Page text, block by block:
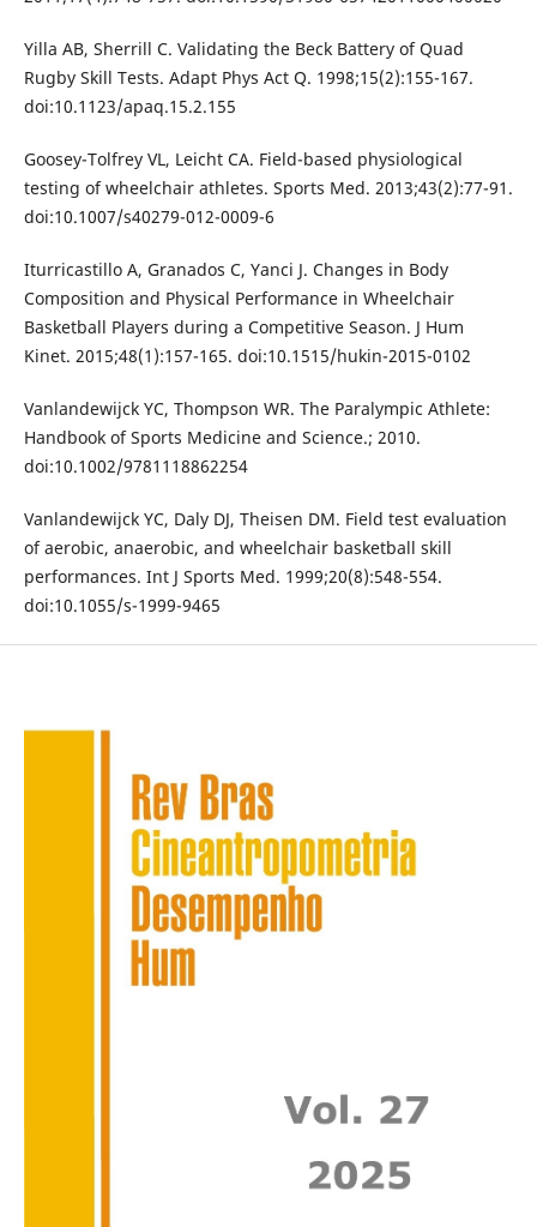
Yilla AB, Sherrill C. Validating the Beck Battery of Quad
Rugby Skill Tests. Adapt Phys Act Q. 1998;15(2):155-167.
doi:10.1123/apaq.15.2.155
Goosey-Tolfrey VL, Leicht CA. Field-based physiological
testing of wheelchair athletes. Sports Med. 2013;43(2):77-91.
doi:10.1007/s40279-012-0009-6
Iturricastillo A, Granados C, Yanci J. Changes in Body
Composition and Physical Performance in Wheelchair
Basketball Players during a Competitive Season. J Hum
Kinet. 2015;48(1):157-165. doi:10.1515/hukin-2015-0102
Vanlandewijck YC, Thompson WR. The Paralympic Athlete:
Handbook of Sports Medicine and Science.; 2010.
doi:10.1002/9781118862254
Vanlandewijck YC, Daly DJ, Theisen DM. Field test evaluation
of aerobic, anaerobic, and wheelchair basketball skill
performances. Int J Sports Med. 1999;20(8):548-554.
doi:10.1055/s-1999-9465